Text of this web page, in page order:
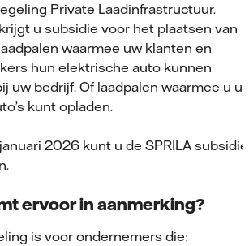
Private Laadinfrastructuur.
u subsidie voor het plaatsen van
waarmee uw klanten en
hun elektrische auto kunnen
uw bedrijf. Of laadpalen waarmee u
kunt opladen.
2026 kunt u de SPRILA subsidie
ervoor in aanmerking?
is voor ondernemers die: